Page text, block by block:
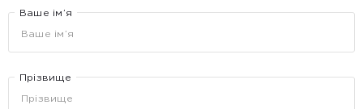
Ваше ім’я
Прізвище